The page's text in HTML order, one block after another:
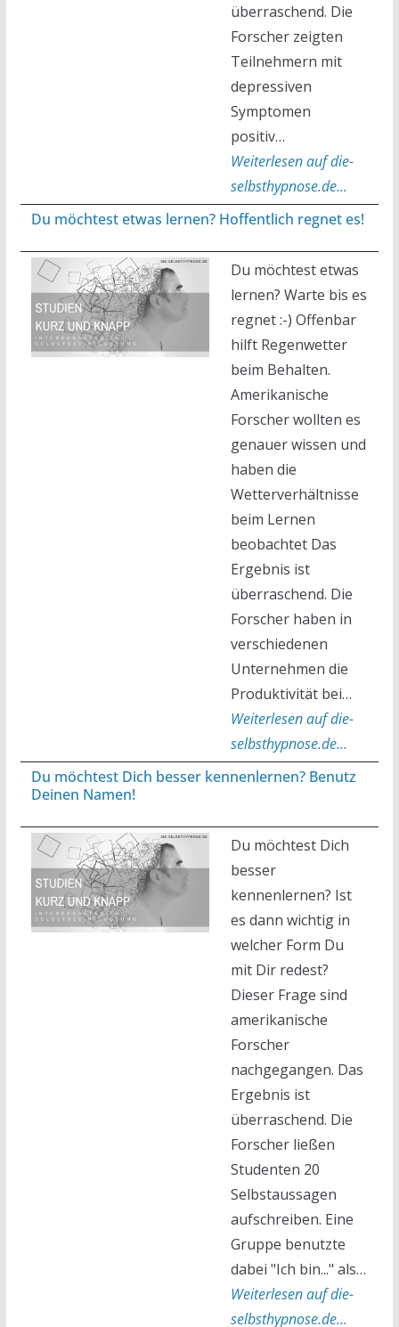
überraschend. Die
Forscher zeigten
Teilnehmern mit
depressiven
Symptomen
positiv…
Weiterlesen auf die-
selbsthypnose.de...
Du möchtest etwas lernen? Hoffentlich regnet es!
Du möchtest etwas
lernen? Warte bis es
regnet :-) Offenbar
hilft Regenwetter
beim Behalten.
Amerikanische
Forscher wollten es
genauer wissen und
haben die
Wetterverhältnisse
beim Lernen
beobachtet Das
Ergebnis ist
überraschend. Die
Forscher haben in
verschiedenen
Unternehmen die
Produktivität bei…
Weiterlesen auf die-
selbsthypnose.de...
Du möchtest Dich besser kennenlernen? Benutz
Deinen Namen!
Du möchtest Dich
besser
kennenlernen? Ist
es dann wichtig in
welcher Form Du
mit Dir redest?
Dieser Frage sind
amerikanische
Forscher
nachgegangen. Das
Ergebnis ist
überraschend. Die
Forscher ließen
Studenten 20
Selbstaussagen
aufschreiben. Eine
Gruppe benutzte
dabei "Ich bin..." als…
Weiterlesen auf die-
selbsthypnose.de...